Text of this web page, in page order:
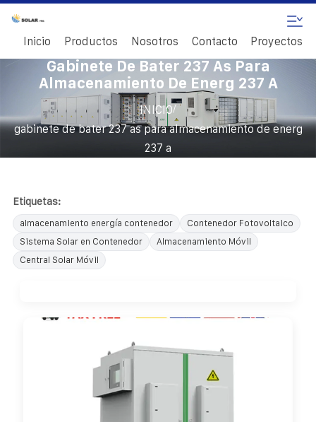
Inicio Productos Nosotros Contacto Proyectos
Gabinete De Bater 237 As Para
Almacenamiento De Energ 237 A
INICIO/
gabinete de bater 237 as para almacenamiento de energ
237 a
Etiquetas:
almacenamiento energía contenedor
Contenedor Fotovoltaico
Sistema Solar en Contenedor
Almacenamiento Móvil
Central Solar Móvil